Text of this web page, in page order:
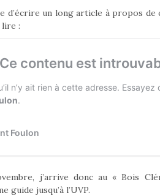
d’écrire un long article à propos
lire :
j’arrive donc au « Bois
guide jusqu’à l’UVP.